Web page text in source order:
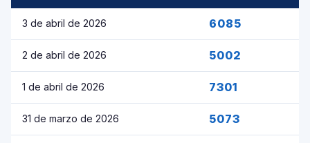
3 de abril de 2026 6085
2 de abril de 2026 5002
1 de abril de 2026 7301
31 de marzo de 2026 5073